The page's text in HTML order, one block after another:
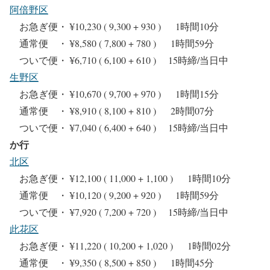
阿倍野区
お急ぎ便・ ¥10,230 ( 9,300 + 930 ) 1時間10分
通常便 ・ ¥8,580 ( 7,800 + 780 ) 1時間59分
ついで便・ ¥6,710 ( 6,100 + 610 ) 15時締/当日中
生野区
お急ぎ便・ ¥10,670 ( 9,700 + 970 ) 1時間15分
通常便 ・ ¥8,910 ( 8,100 + 810 ) 2時間07分
ついで便・ ¥7,040 ( 6,400 + 640 ) 15時締/当日中
か行
北区
お急ぎ便・ ¥12,100 ( 11,000 + 1,100 ) 1時間10分
通常便 ・ ¥10,120 ( 9,200 + 920 ) 1時間59分
ついで便・ ¥7,920 ( 7,200 + 720 ) 15時締/当日中
此花区
お急ぎ便・ ¥11,220 ( 10,200 + 1,020 ) 1時間02分
通常便 ・ ¥9,350 ( 8,500 + 850 ) 1時間45分